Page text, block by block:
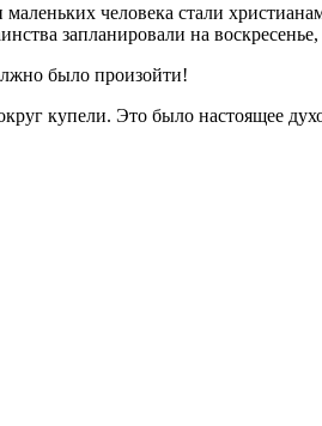
человека стали
запланировали на воскресенье,
было произойти!
купели. Это было настоящее